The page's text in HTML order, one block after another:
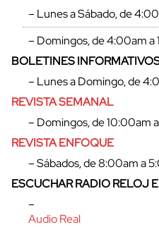
cerrar
– Lunes a Sábado, de
– Domingos, de 4:00am a
BOLETINES
– Lunes a Domingo, de
REVISTA SEMANAL
– Domingos, de 10:00am
REVISTA ENFOQUE
– Sábados, de 8:00am a
ESCUCHAR RADIO RELOJ
–
Audio Real